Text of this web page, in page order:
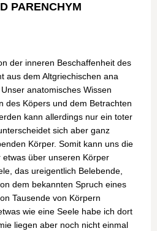
PARENCHYM
der inneren Beschaffenheit des
aus dem Altgriechischen ana
Unser anatomisches Wissen
des Köpers und dem Betrachten
kann allerdings nur ein toter
sich aber ganz
Körper. Somit kann uns die
über unseren Körper
das ureigentlich Belebende,
dem bekannten Spruch eines
Tausende von Körpern
wie eine Seele habe ich dort
liegen aber noch nicht einmal